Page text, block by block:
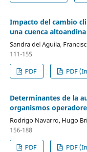
Impacto del cambio
una cuenca
Sandra del Aguila,
111-155
PDF
PDF
Determinantes de la
organismos
Rodrigo Navarro, Hugo
156-188
PDF
PDF